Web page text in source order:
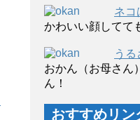
ネコ
かわいい顔してて
う
おかん（お母さん
ん！
おすすめリン